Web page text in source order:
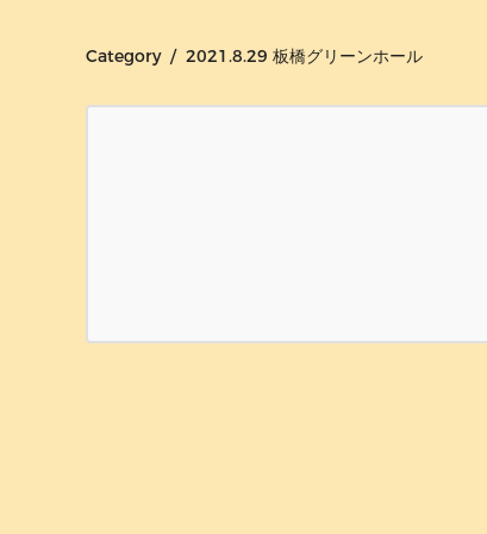
Category / 2021.8.29 板橋グリーンホール